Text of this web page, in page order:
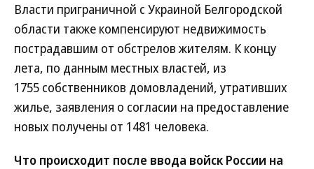
Власти приграничной с Украиной Белгородской
области также компенсируют недвижимость
пострадавшим от обстрелов жителям. К концу
лета, по данным местных властей, из
1755 собственников домовладений, утративших
жилье, заявления о согласии на предоставление
новых получены от 1481 человека.
Что происходит после ввода войск России на